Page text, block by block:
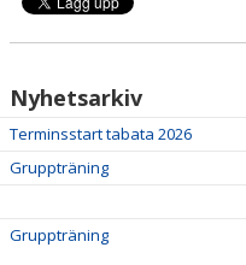
Nyhetsarkiv
Terminsstart tabata 2026
Gruppträning
Gruppträning